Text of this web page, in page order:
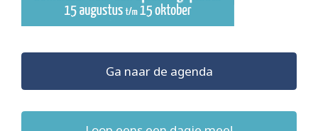
Ga naar de agenda